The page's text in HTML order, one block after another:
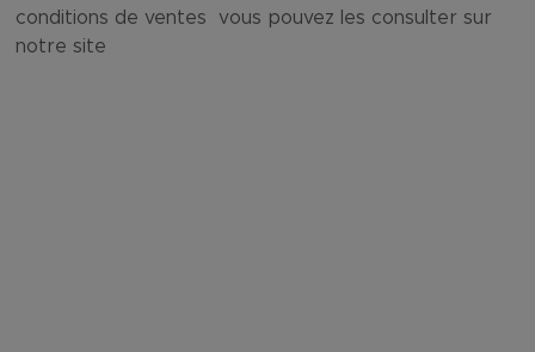
conditions de ventes vous pouvez les consulter sur
notre site